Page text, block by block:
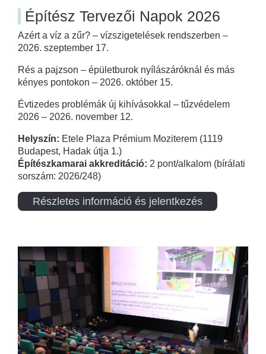
Építész Tervezői Napok 2026
Azért a víz a zűr? – vízszigetelések rendszerben –
2026. szeptember 17.
Rés a pajzson – épületburok nyílászáróknál és más
kényes pontokon – 2026. október 15.
Évtizedes problémák új kihívásokkal – tűzvédelem
2026 – 2026. november 12.
Helyszín: Etele Plaza Prémium Moziterem (1119
Budapest, Hadak útja 1.)
Építészkamarai akkreditáció: 2 pont/alkalom (bírálati
sorszám: 2026/248)
Részletes információ és jelentkezés